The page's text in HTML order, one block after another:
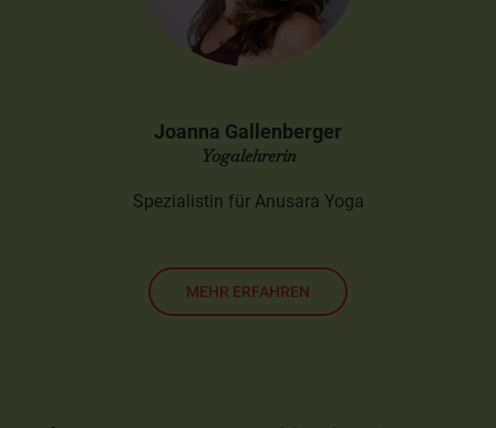
Joanna Gallenberger
Yogalehrerin
Spezialistin für Anusara Yoga
MEHR ERFAHREN